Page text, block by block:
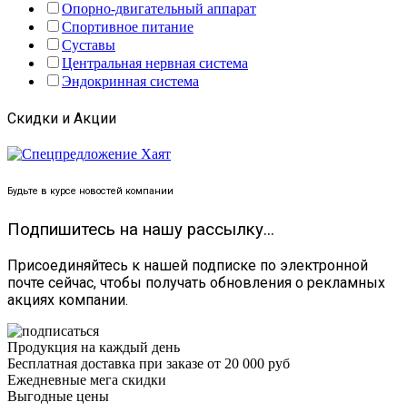
Опорно-двигательный аппарат
Спортивное питание
Суставы
Центральная нервная система
Эндокринная система
Скидки и Акции
Будьте в курсе новостей компании
Подпишитесь на нашу рассылку...
Присоединяйтесь к нашей подписке по электронной
почте сейчас, чтобы получать обновления о рекламных
акциях компании.
Продукция на каждый день
Бесплатная доставка при заказе от 20 000 руб
Ежедневные мега скидки
Выгодные цены